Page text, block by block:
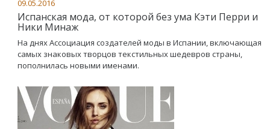
09.05.2016
Испанская мода, от которой без ума Кэти Перри и
Ники Минаж
На днях Ассоциация создателей моды в Испании, включающая
самых знаковых творцов текстильных шедевров страны,
пополнилась новыми именами.